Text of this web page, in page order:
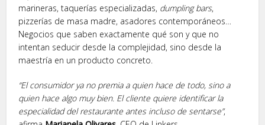
marineras, taquerías especializadas, dumpling bars,
pizzerías de masa madre, asadores contemporáneos…
Negocios que saben exactamente qué son y que no
intentan seducir desde la complejidad, sino desde la
maestría en un producto concreto.
“El consumidor ya no premia a quien hace de todo, sino a
quien hace algo muy bien. El cliente quiere identificar la
especialidad del restaurante antes incluso de sentarse”,